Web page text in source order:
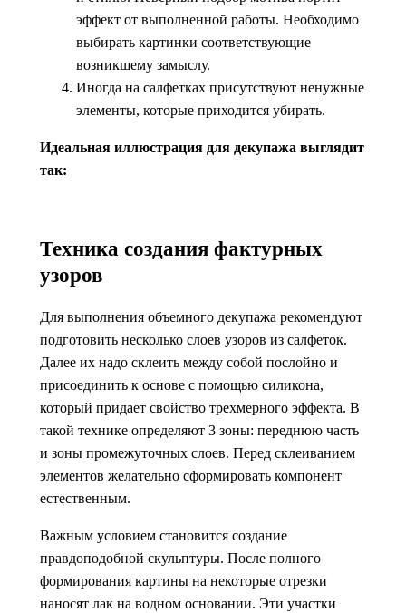
эффект от выполненной работы. Необходимо
выбирать картинки соответствующие
возникшему замыслу.
Иногда на салфетках присутствуют ненужные
элементы, которые приходится убирать.
Идеальная иллюстрация для декупажа выглядит
так:
Техника создания фактурных
узоров
Для выполнения объемного декупажа рекомендуют
подготовить несколько слоев узоров из салфеток.
Далее их надо склеить между собой послойно и
присоединить к основе с помощью силикона,
который придает свойство трехмерного эффекта. В
такой технике определяют 3 зоны: переднюю часть
и зоны промежуточных слоев. Перед склеиванием
элементов желательно сформировать компонент
естественным.
Важным условием становится создание
правдоподобной скульптуры. После полного
формирования картины на некоторые отрезки
наносят лак на водном основании. Эти участки